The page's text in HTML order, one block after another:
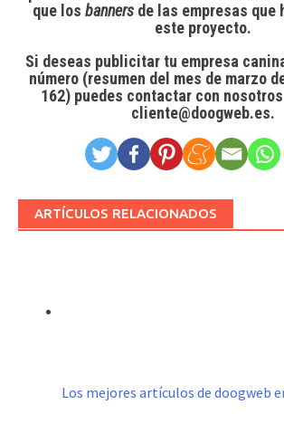
que los banners de las empresas que
este proyecto.
Si deseas publicitar tu empresa
número (resumen del mes de marzo
162) puedes contactar con
cliente@doogweb.es.
ARTÍCULOS RELACIONADOS
Los mejores artículos de doogweb